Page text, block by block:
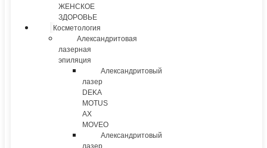
ЖЕНСКОЕ
ЗДОРОВЬЕ
Косметология
Александритовая
лазерная
эпиляция
Александритовый
лазер
DEKA
MOTUS
AX
MOVEO
Александритовый
лазер